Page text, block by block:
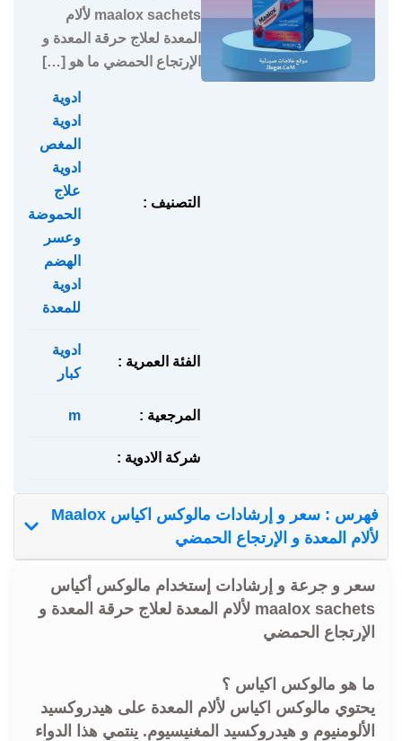
maalox sachets لألام
المعدة لعلاج حرقة المعدة و
الإرتجاع الحمضي ما هو […]
التصنيف :
ادوية
ادوية
المغص
ادوية
علاج
الحموضة
وعسر
الهضم
ادوية
للمعدة
الفئة العمرية :
ادوية
كبار
المرجعية : m
شركة الادوية :
فهرس : سعر و إرشادات مالوكس اكياس Maalox
لألام المعدة و الإرتجاع الحمضي
سعر و جرعة و إرشادات إستخدام مالوكس أكياس
maalox sachets لألام المعدة لعلاج حرقة المعدة و
الإرتجاع الحمضي
ما هو مالوكس اكياس ؟
يحتوي مالوكس اكياس لألام المعدة على هيدروكسيد
الألومنيوم و هيدروكسيد المغنيسيوم. ينتمي هذا الدواء